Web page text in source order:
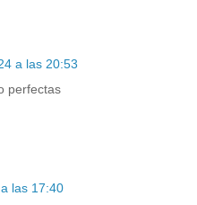
a las 20:53
perfectas
las 17:40